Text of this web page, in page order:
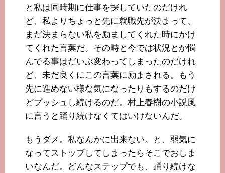
と私は同時期に仕事を探していたのだけれ
ど、私よりちょっと先に就職先が決まって、
まだ決まらない私を励ましてくれた時にかけ
てくれた言葉だ。その時と今では状況とか悩
んでる事はだいぶ変わってしまったのだけれ
ど、未だ良くにこの言葉に励まされる。もう
先に進めない様な気になったりもするのだけ
どプッシュし続けるのだ。村上春樹の小説風
に言うと踊り続けなくてはいけないんだ。
もうダメ。私なんかに出来ない。と、弱気に
なってストップしてしまったらそこでおしま
いなんだ。どんなステップでも、踊り続けな